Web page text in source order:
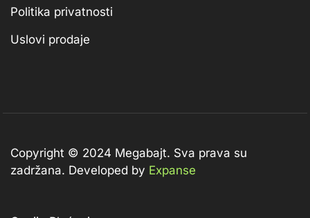
Politika privatnosti
Uslovi prodaje
Copyright © 2024 Megabajt. Sva prava su
zadržana. Developed by Expanse